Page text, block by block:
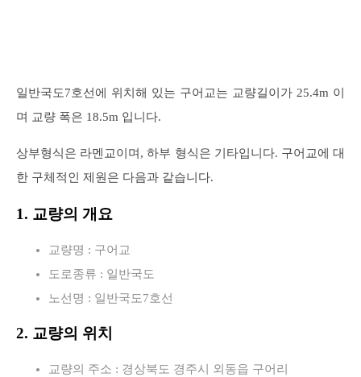
일반국도7호선에 위치해 있는 구어교는 교량길이가 25.4m 이
며 교량 폭은 18.5m 입니다.
상부형식은 라멘교이며, 하부 형식은 기타입니다. 구어교에 대
한 구체적인 제원은 다음과 같습니다.
1. 교량의 개요
교량명 : 구어교
도로종류 : 일반국도
노선명 : 일반국도7호선
2. 교량의 위치
교량의 주소 : 경상북도 경주시 외동읍 구어리